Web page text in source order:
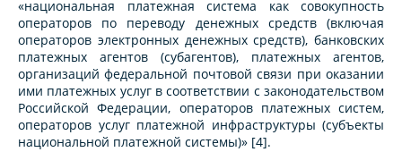
«национальная платежная система как совокупность
операторов по переводу денежных средств (включая
операторов электронных денежных средств), банковских
платежных агентов (субагентов), платежных агентов,
организаций федеральной почтовой связи при оказании
ими платежных услуг в соответствии с законодательством
Российской Федерации, операторов платежных систем,
операторов услуг платежной инфраструктуры (субъекты
национальной платежной системы)» [4].